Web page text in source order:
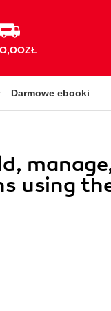
Darmowe ebooki
using